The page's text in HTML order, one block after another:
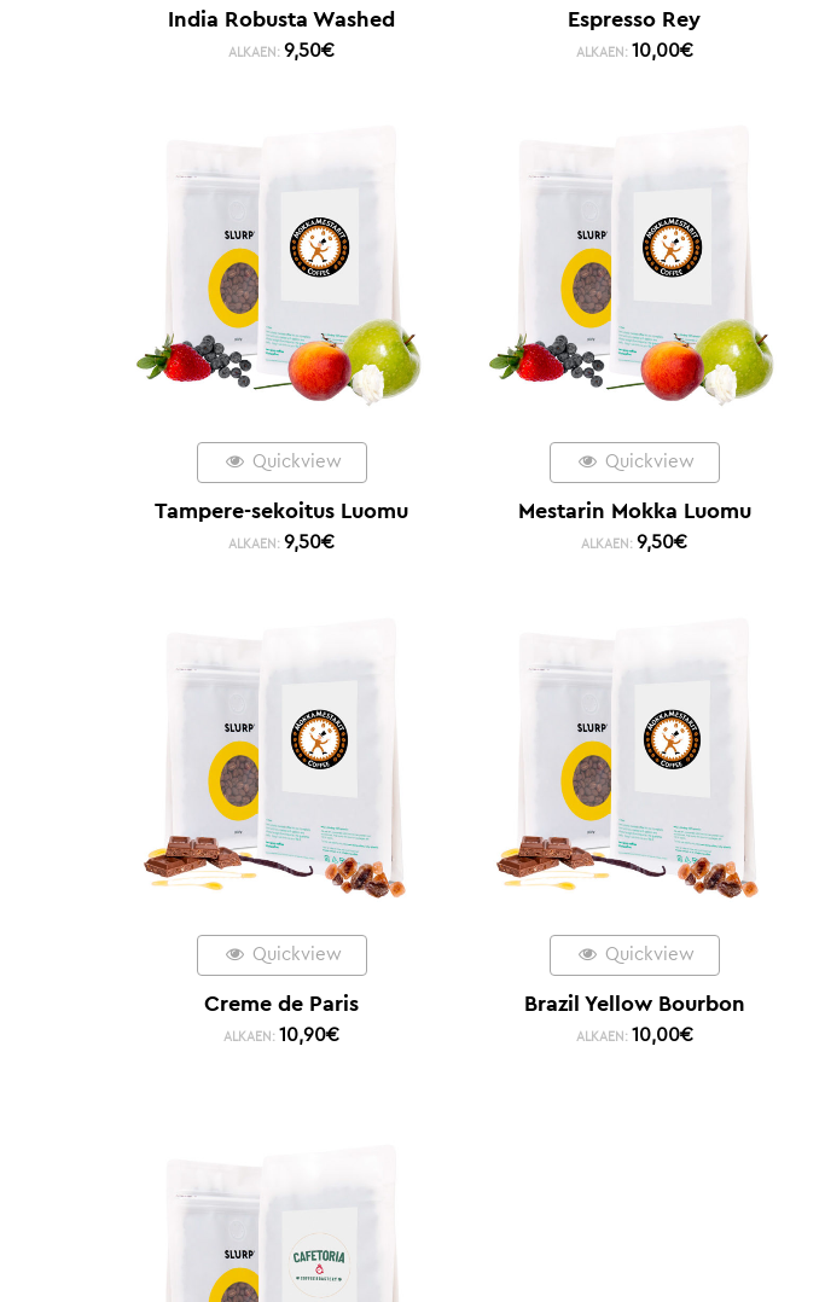
India Robusta Washed
ALKAEN:9,50€
Espresso Rey
ALKAEN: 10,00€
Quickview
Tampere-sekoitus Luomu
ALKAEN:9,50€
Quickview
Mestarin Mokka Luomu
ALKAEN:9,50€
Quickview
Creme de Paris
ALKAEN: 10,90€
Quickview
Brazil Yellow Bourbon
ALKAEN: 10,00€